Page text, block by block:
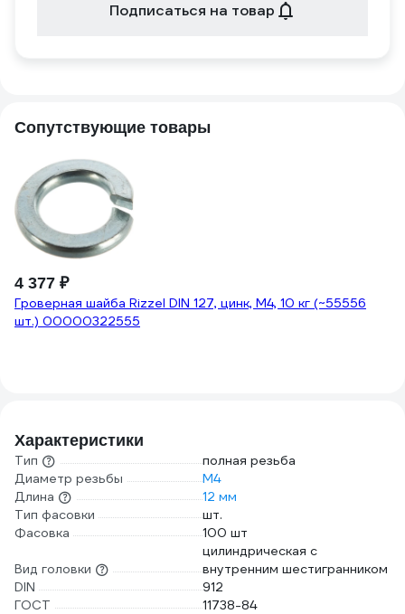
Подписаться на товар
Сопутствующие товары
4 377 ₽
Гроверная шайба Rizzel DIN 127, цинк, М4, 10 кг (~55556
шт.) 00000322555
Характеристики
Тип
полная резьба
Диаметр резьбы
М4
Длина
12 мм
Тип фасовки
шт.
Фасовка
100 шт
Вид головки
цилиндрическая с
внутренним шестигранником
DIN
912
ГОСТ
11738-84